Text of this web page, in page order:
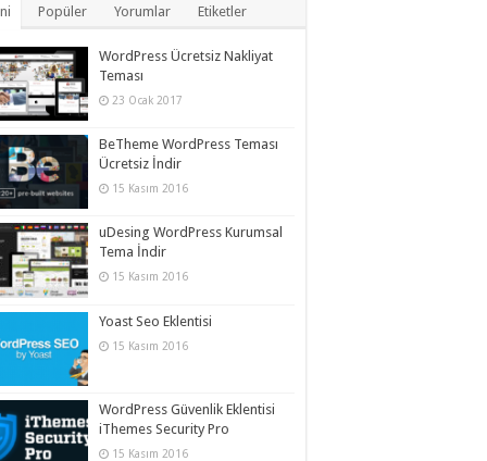
Popüler Yorumlar Etiketler
WordPress Ücretsiz Nakliyat
Teması
23 Ocak 2017
BeTheme WordPress Teması
Ücretsiz İndir
15 Kasım 2016
uDesing WordPress Kurumsal
Tema İndir
15 Kasım 2016
Yoast Seo Eklentisi
15 Kasım 2016
WordPress Güvenlik Eklentisi
iThemes Security Pro
15 Kasım 2016